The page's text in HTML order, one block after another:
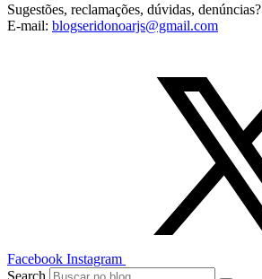
Sugestões, reclamações, dúvidas, denúncias?
E-mail: blogseridonoarjs@gmail.com
Facebook Instagram
Search